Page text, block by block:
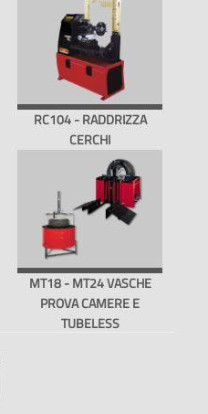
RC104 - RADDRIZZA
CERCHI
MT18 - MT24 VASCHE
PROVA CAMERE E
TUBELESS